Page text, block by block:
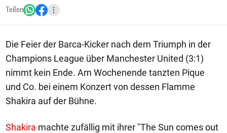
Teilen
Die Feier der Barca-Kicker nach dem Triumph in der
Champions League über Manchester United (3:1)
nimmt kein Ende. Am Wochenende tanzten Pique
und Co. bei einem Konzert von dessen Flamme
Shakira auf der Bühne.
Shakira machte zufällig mit ihrer "The Sun comes out